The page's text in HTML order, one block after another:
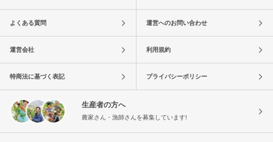
よくある質問 運営へのお問い合わせ
運営会社 利用規約
特商法に基づく表記 プライバシーポリシー
生産者の方へ
農家さん・漁師さんを募集しています!